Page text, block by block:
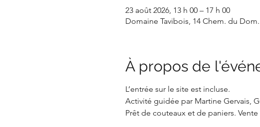
23 août 2026, 13 h 00 – 17 h 00
Domaine Tavibois, 14 Chem. du
À propos de
L’entrée sur le site est incluse.
Activité guidée par Martine Gervais,
Prêt de couteaux et de paniers.